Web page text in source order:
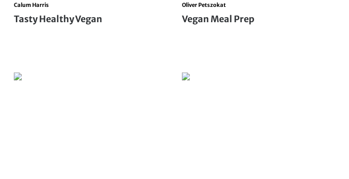
Calum Harris
Tasty Healthy Vegan
Oliver Petszokat
Vegan Meal Prep